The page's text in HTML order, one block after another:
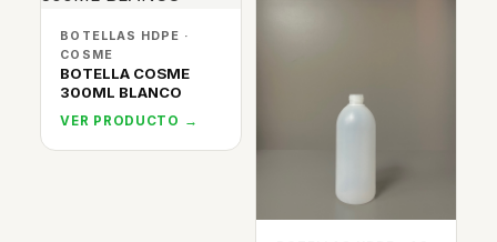
BOTELLAS HDPE ·
COSME
BOTELLA COSME
300ML BLANCO
VER PRODUCTO →